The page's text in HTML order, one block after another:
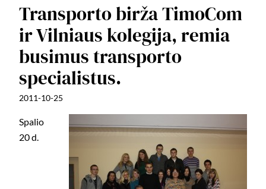
Transporto birža TimoCom
ir Vilniaus kolegija, remia
busimus transporto
specialistus.
2011-10-25
Spalio
20 d.